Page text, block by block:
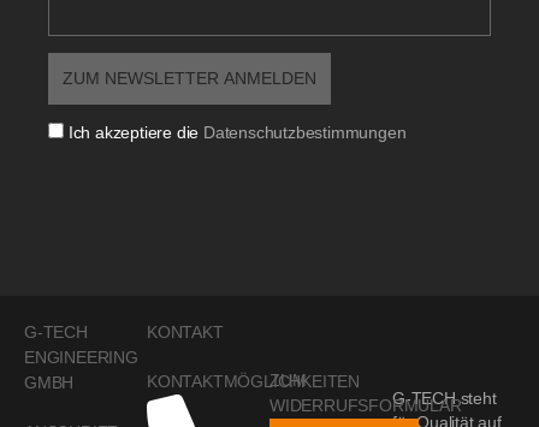
Ich akzeptiere die Datenschutzbestimmungen
G-TECH steht
für Qualität auf
G-TECH
ENGINEERING
GMBH
KONTAKT
KONTAKTMÖGLICHKEITEN
ZUM
WIDERRUFSFORMULAR